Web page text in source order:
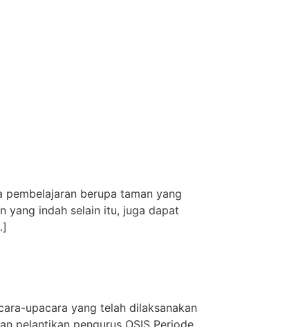
pembelajaran berupa taman yang
yang indah selain itu, juga dapat
upacara yang telah dilaksanakan
pelantikan pengurus OSIS Periode